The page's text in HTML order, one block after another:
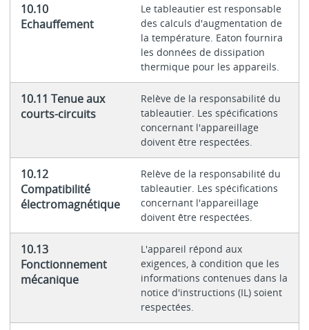
10.10
Echauffement
Le tableautier est responsable
des calculs d'augmentation de
la température. Eaton fournira
les données de dissipation
thermique pour les appareils.
10.11 Tenue aux
courts-circuits
Relève de la responsabilité du
tableautier. Les spécifications
concernant l'appareillage
doivent être respectées.
10.12
Compatibilité
électromagnétique
Relève de la responsabilité du
tableautier. Les spécifications
concernant l'appareillage
doivent être respectées.
10.13
Fonctionnement
mécanique
L'appareil répond aux
exigences, à condition que les
informations contenues dans la
notice d'instructions (IL) soient
respectées.